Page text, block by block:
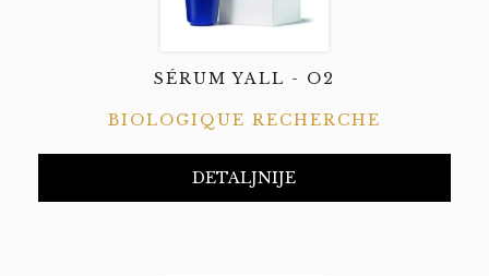
SÉRUM YALL - O2
BIOLOGIQUE RECHERCHE
DETALJNIJE